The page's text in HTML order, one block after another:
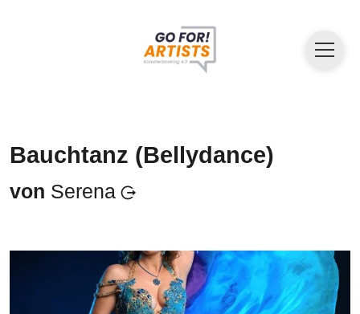
Bauchtanz (Bellydance)
von Serena